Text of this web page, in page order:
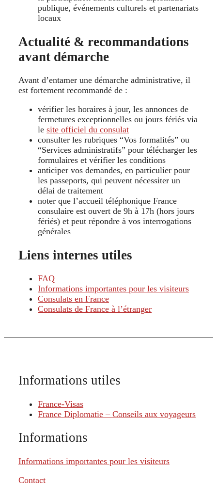
publique, événements culturels et partenariats
locaux
Actualité & recommandations
avant démarche
Avant d’entamer une démarche administrative, il
est fortement recommandé de :
vérifier les horaires à jour, les annonces de
fermetures exceptionnelles ou jours fériés via
le site officiel du consulat
consulter les rubriques “Vos formalités” ou
“Services administratifs” pour télécharger les
formulaires et vérifier les conditions
anticiper vos demandes, en particulier pour
les passeports, qui peuvent nécessiter un
délai de traitement
noter que l’accueil téléphonique France
consulaire est ouvert de 9h à 17h (hors jours
fériés) et peut répondre à vos interrogations
générales
Liens internes utiles
FAQ
Informations importantes pour les visiteurs
Consulats en France
Consulats de France à l’étranger
Informations utiles
France-Visas
France Diplomatie – Conseils aux voyageurs
Informations
Informations importantes pour les visiteurs
Contact